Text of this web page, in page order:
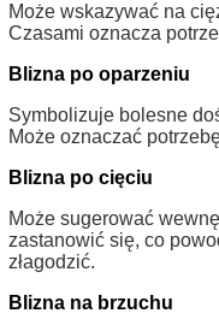
Może wskazywać na
Czasami oznacza
Blizna po oparzeniu
Symbolizuje bolesne
Może oznaczać
Blizna po cięciu
Może sugerować
zastanowić się, co
złagodzić.
Blizna na brzuchu